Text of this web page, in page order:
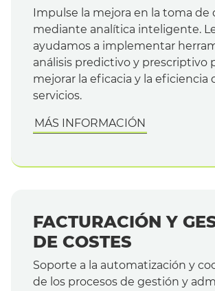
Impulse la mejora en la toma de
mediante analítica inteligente.
ayudamos a implementar
análisis predictivo y prescriptivo
mejorar la eficacia y la eficiencia
servicios.
MÁS INFORMACIÓN
FACTURACIÓN Y
DE COSTES
Soporte a la automatización y
de los procesos de gestión y